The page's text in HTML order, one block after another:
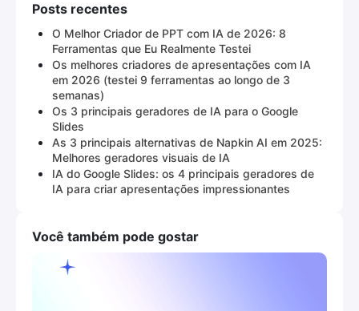
Posts recentes
O Melhor Criador de PPT com IA de 2026: 8
Ferramentas que Eu Realmente Testei
Os melhores criadores de apresentações com IA
em 2026 (testei 9 ferramentas ao longo de 3
semanas)
Os 3 principais geradores de IA para o Google
Slides
As 3 principais alternativas de Napkin AI em 2025:
Melhores geradores visuais de IA
IA do Google Slides: os 4 principais geradores de
IA para criar apresentações impressionantes
Você também pode gostar